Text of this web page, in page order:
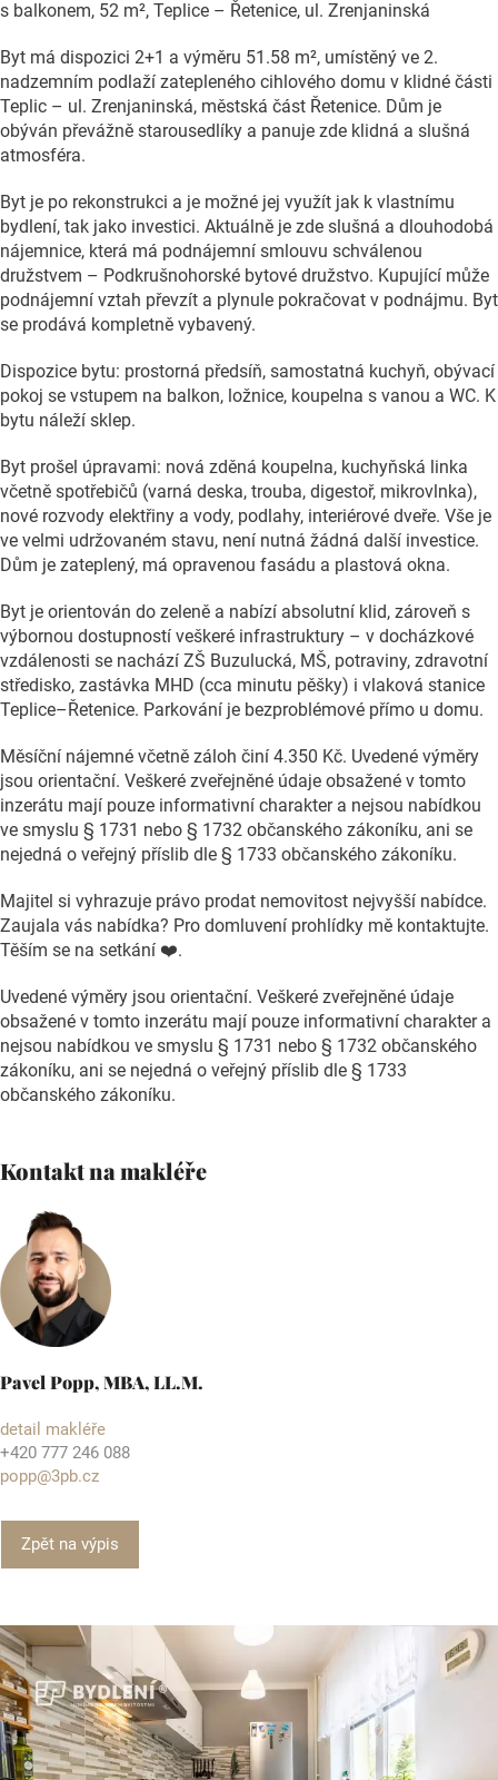
s balkonem, 52 m², Teplice – Řetenice, ul. Zrenjaninská
Byt má dispozici 2+1 a výměru 51.58 m², umístěný ve 2.
nadzemním podlaží zatepleného cihlového domu v klidné části
Teplic – ul. Zrenjaninská, městská část Řetenice. Dům je
obýván převážně starousedlíky a panuje zde klidná a slušná
atmosféra.
Byt je po rekonstrukci a je možné jej využít jak k vlastnímu
bydlení, tak jako investici. Aktuálně je zde slušná a dlouhodobá
nájemnice, která má podnájemní smlouvu schválenou
družstvem – Podkrušnohorské bytové družstvo. Kupující může
podnájemní vztah převzít a plynule pokračovat v podnájmu. Byt
se prodává kompletně vybavený.
Dispozice bytu: prostorná předsíň, samostatná kuchyň, obývací
pokoj se vstupem na balkon, ložnice, koupelna s vanou a WC. K
bytu náleží sklep.
Byt prošel úpravami: nová zděná koupelna, kuchyňská linka
včetně spotřebičů (varná deska, trouba, digestoř, mikrovlnka),
nové rozvody elektřiny a vody, podlahy, interiérové dveře. Vše je
ve velmi udržovaném stavu, není nutná žádná další investice.
Dům je zateplený, má opravenou fasádu a plastová okna.
Byt je orientován do zeleně a nabízí absolutní klid, zároveň s
výbornou dostupností veškeré infrastruktury – v docházkové
vzdálenosti se nachází ZŠ Buzulucká, MŠ, potraviny, zdravotní
středisko, zastávka MHD (cca minutu pěšky) i vlaková stanice
Teplice–Řetenice. Parkování je bezproblémové přímo u domu.
Měsíční nájemné včetně záloh činí 4.350 Kč. Uvedené výměry
jsou orientační. Veškeré zveřejněné údaje obsažené v tomto
inzerátu mají pouze informativní charakter a nejsou nabídkou
ve smyslu § 1731 nebo § 1732 občanského zákoníku, ani se
nejedná o veřejný příslib dle § 1733 občanského zákoníku.
Majitel si vyhrazuje právo prodat nemovitost nejvyšší nabídce.
Zaujala vás nabídka? Pro domluvení prohlídky mě kontaktujte.
Těším se na setkání ❤️.
Uvedené výměry jsou orientační. Veškeré zveřejněné údaje
obsažené v tomto inzerátu mají pouze informativní charakter a
nejsou nabídkou ve smyslu § 1731 nebo § 1732 občanského
zákoníku, ani se nejedná o veřejný příslib dle § 1733
občanského zákoníku.
Kontakt na makléře
Pavel Popp, MBA, LL.M.
detail makléře
+420 777 246 088
popp@3pb.cz
Zpět na výpis